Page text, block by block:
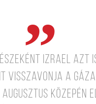
Izrael
visszavonja a
közepén